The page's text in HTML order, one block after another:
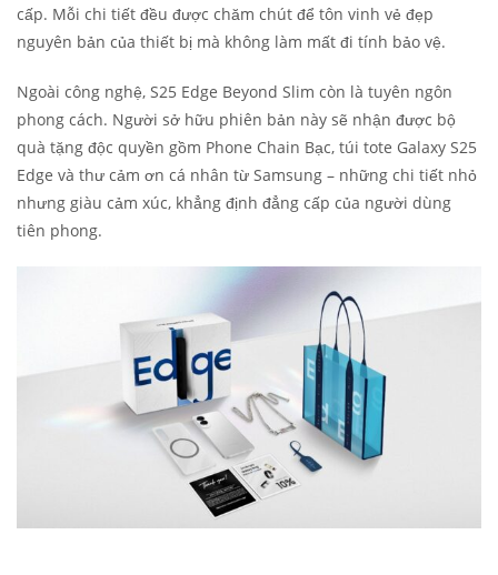
cấp. Mỗi chi tiết đều được chăm chút để tôn vinh vẻ đẹp
nguyên bản của thiết bị mà không làm mất đi tính bảo vệ.
Ngoài công nghệ, S25 Edge Beyond Slim còn là tuyên ngôn
phong cách. Người sở hữu phiên bản này sẽ nhận được bộ
quà tặng độc quyền gồm Phone Chain Bạc, túi tote Galaxy S25
Edge và thư cảm ơn cá nhân từ Samsung – những chi tiết nhỏ
nhưng giàu cảm xúc, khẳng định đẳng cấp của người dùng
tiên phong.